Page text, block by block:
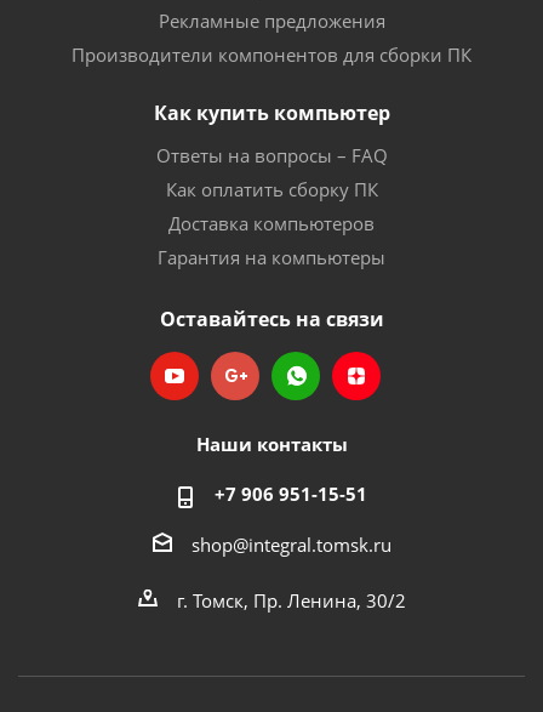
Рекламные предложения
Производители компонентов для сборки ПК
Как купить компьютер
Ответы на вопросы – FAQ
Как оплатить сборку ПК
Доставка компьютеров
Гарантия на компьютеры
Оставайтесь на связи
Наши контакты
+7 906 951-15-51
shop@integral.tomsk.ru
г. Томск, Пр. Ленина, 30/2